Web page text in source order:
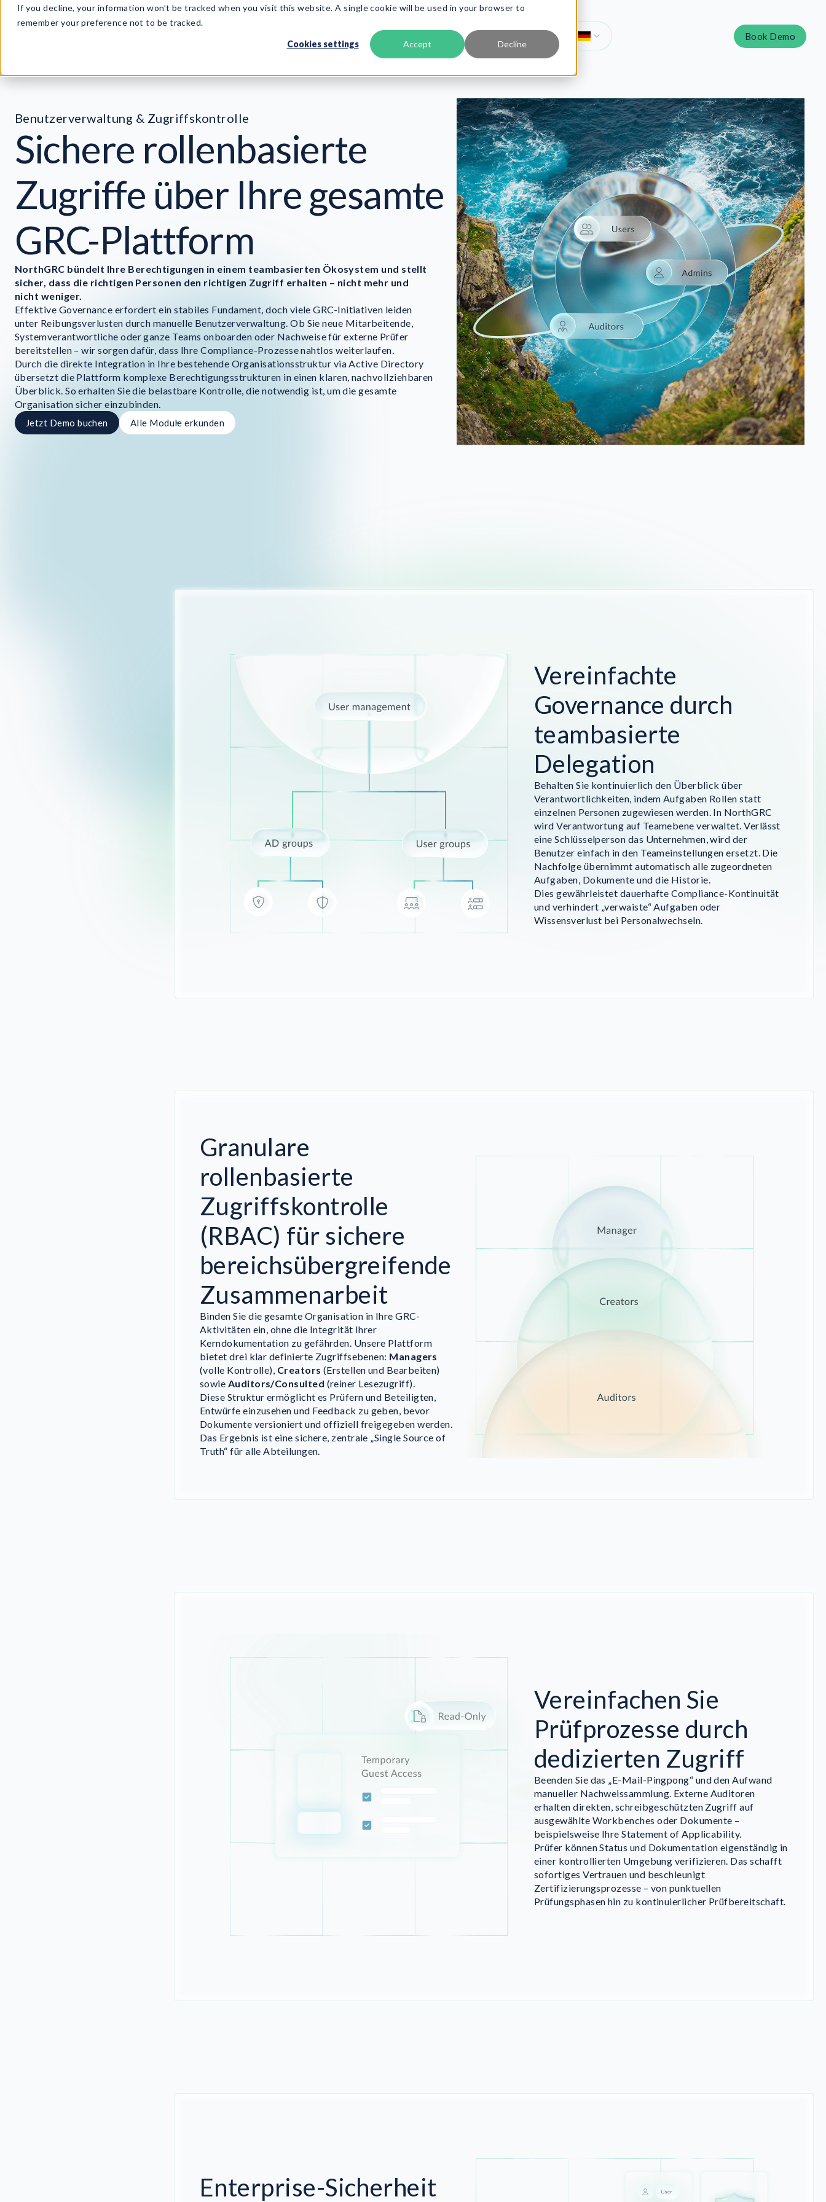
If you decline, your information won’t be tracked when you visit this website. A single cookie will be used in your browser to
remember your preference not to be tracked.
Cookies settings Accept Decline
Services Ressourcen Book Demo
Benutzerverwaltung & Zugriffskontrolle
Sichere rollenbasierte
Zugriffe über Ihre gesamte
GRC-Plattform
NorthGRC bündelt Ihre Berechtigungen in einem teambasierten Ökosystem und stellt
sicher, dass die richtigen Personen den richtigen Zugriff erhalten – nicht mehr und
nicht weniger.
Effektive Governance erfordert ein stabiles Fundament, doch viele GRC-Initiativen leiden
unter Reibungsverlusten durch manuelle Benutzerverwaltung. Ob Sie neue Mitarbeitende,
Systemverantwortliche oder ganze Teams onboarden oder Nachweise für externe Prüfer
bereitstellen – wir sorgen dafür, dass Ihre Compliance-Prozesse nahtlos weiterlaufen.
Durch die direkte Integration in Ihre bestehende Organisationsstruktur via Active Directory
übersetzt die Plattform komplexe Berechtigungsstrukturen in einen klaren, nachvollziehbaren
Überblick. So erhalten Sie die belastbare Kontrolle, die notwendig ist, um die gesamte
Organisation sicher einzubinden.
Jetzt Demo buchen Alle Module erkunden
Vereinfachte
Governance durch
teambasierte
Delegation
Behalten Sie kontinuierlich den Überblick über
Verantwortlichkeiten, indem Aufgaben Rollen statt
einzelnen Personen zugewiesen werden. In NorthGRC
wird Verantwortung auf Teamebene verwaltet. Verlässt
eine Schlüsselperson das Unternehmen, wird der
Benutzer einfach in den Teameinstellungen ersetzt. Die
Nachfolge übernimmt automatisch alle zugeordneten
Aufgaben, Dokumente und die Historie.
Dies gewährleistet dauerhafte Compliance-Kontinuität
und verhindert „verwaiste“ Aufgaben oder
Wissensverlust bei Personalwechseln.
Granulare
rollenbasierte
Zugriffskontrolle
(RBAC) für sichere
bereichsübergreifende
Zusammenarbeit
Binden Sie die gesamte Organisation in Ihre GRC-
Aktivitäten ein, ohne die Integrität Ihrer
Kerndokumentation zu gefährden. Unsere Plattform
bietet drei klar definierte Zugriffsebenen: Managers
(volle Kontrolle), Creators (Erstellen und Bearbeiten)
sowie Auditors/Consulted (reiner Lesezugriff).
Diese Struktur ermöglicht es Prüfern und Beteiligten,
Entwürfe einzusehen und Feedback zu geben, bevor
Dokumente versioniert und offiziell freigegeben werden.
Das Ergebnis ist eine sichere, zentrale „Single Source of
Truth“ für alle Abteilungen.
Vereinfachen Sie
Prüfprozesse durch
dedizierten Zugriff
Beenden Sie das „E-Mail-Pingpong“ und den Aufwand
manueller Nachweissammlung. Externe Auditoren
erhalten direkten, schreibgeschützten Zugriff auf
ausgewählte Workbenches oder Dokumente –
beispielsweise Ihre Statement of Applicability.
Prüfer können Status und Dokumentation eigenständig in
einer kontrollierten Umgebung verifizieren. Das schafft
sofortiges Vertrauen und beschleunigt
Zertifizierungsprozesse – von punktuellen
Prüfungsphasen hin zu kontinuierlicher Prüfbereitschaft.
Enterprise-Sicherheit